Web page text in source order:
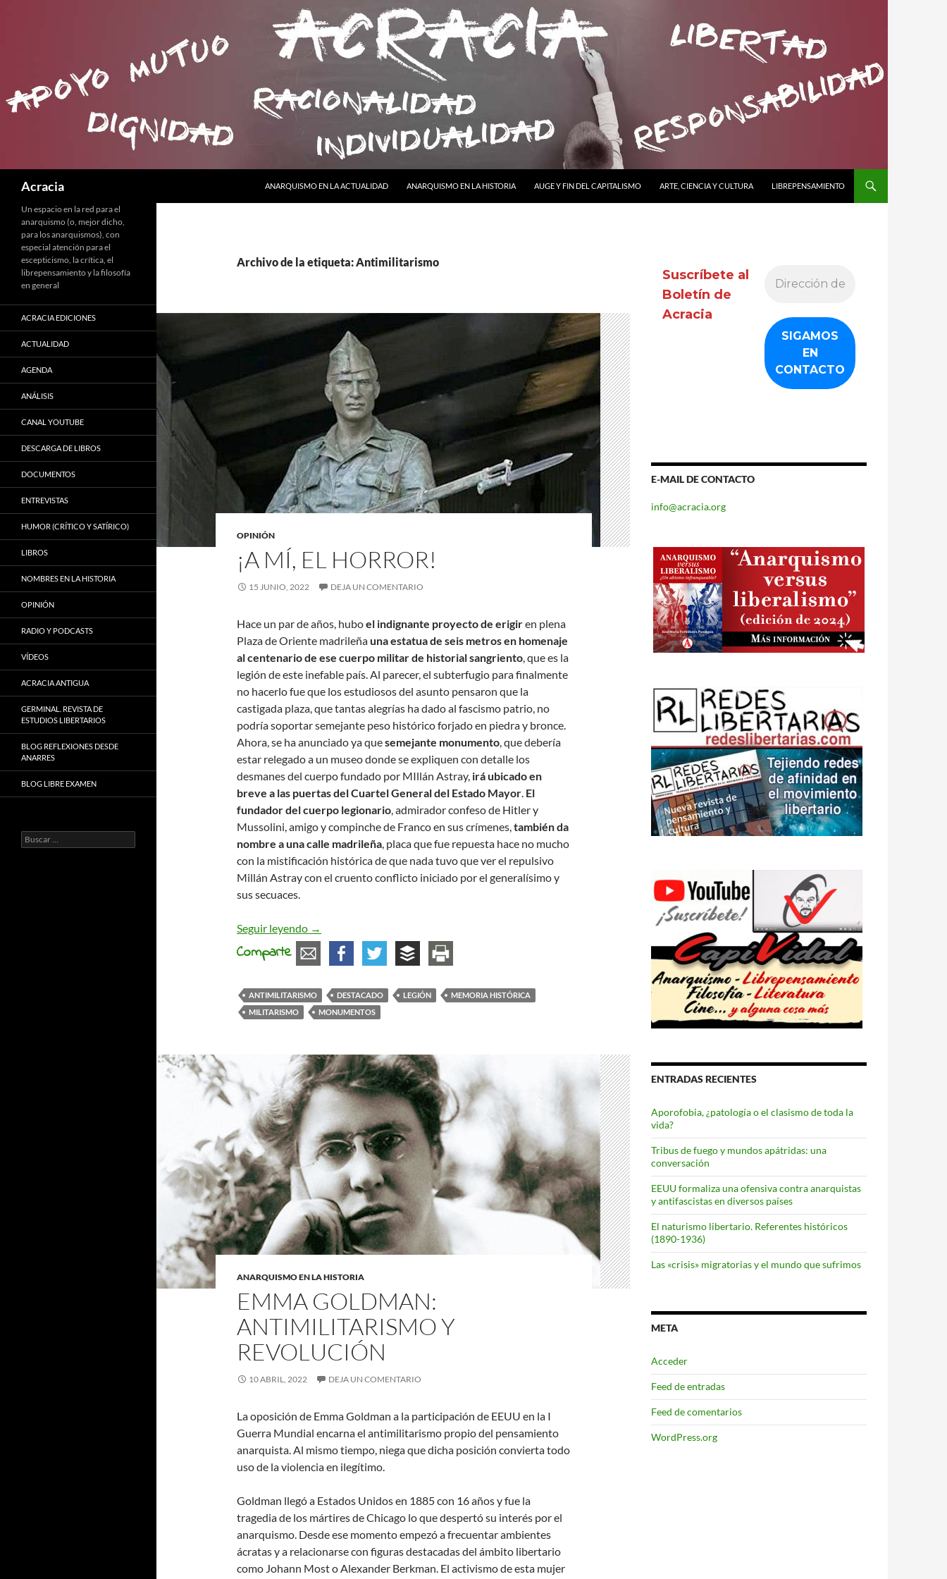
Acracia
ANARQUISMO EN LA ACTUALIDAD
ANARQUISMO EN LA HISTORIA AUGE Y FIN DEL CAPITALISMO ARTE, CIENCIA Y CULTURA LIBREPENSAMIENTO
Archivo de la etiqueta: Antimilitarismo
OPINIÓN
¡A MÍ, EL HORROR!
15 JUNIO, 2022 DEJA UN COMENTARIO
Hace un par de años, huboel indignante proyecto de erigiren plena
Plaza de Oriente madrileñauna estatua de seis metros en homenaje
al centenario de ese cuerpo militar de historial sangriento, que es la
legión de este inefable país. Al parecer, el subterfugio para finalmente
no hacerlo fue que los estudiosos del asunto pensaron que la
castigada plaza, que tantas alegrías ha dado al fascismo patrio, no
podría soportar semejante peso histórico forjado en piedra y bronce.
Ahora, se ha anunciado ya quesemejante monumento, que debería
estar relegado a un museo donde se expliquen con detalle los
desmanes del cuerpo fundado por MIllán Astray, irá ubicado en
breve a las puertas del Cuartel General del Estado Mayor. El
fundador del cuerpo legionario, admirador confeso de Hitler y
Mussolini, amigo y compinche de Franco en sus crímenes,también da
nombre a una calle madrileña, placa que fue repuesta hace no mucho
con la mistificación histórica de que nada tuvo que ver el repulsivo
Millán Astray con el cruento conflicto iniciado por el generalísimo y
sus secuaces.
Seguir leyendo ¡A mí, el horror!
→
Comparte
ANTIMILITARISMO DESTACADO LEGIÓN
MEMORIA HISTÓRICA
MILITARISMO
MONUMENTOS
ANARQUISMO EN LA HISTORIA
EMMA GOLDMAN:
ANTIMILITARISMO Y
REVOLUCIÓN
10 ABRIL, 2022 DEJA UN COMENTARIO
La oposición de Emma Goldman a la participación de EEUU en la I
Guerra Mundial encarna el antimilitarismo propio del pensamiento
anarquista. Al mismo tiempo, niega que dicha posición convierta todo
uso de la violencia en ilegítimo.
Goldman llegó a Estados Unidos en 1885 con 16 años y fue la
tragedia de los mártires de Chicago lo que despertó su interés por el
anarquismo. Desde ese momento empezó a frecuentar ambientes
ácratas y a relacionarse con figuras destacadas del ámbito libertario
como Johann Most o Alexander Berkman. El activismo de esta mujer
Suscríbete al
Boletín de
Acracia
E-MAIL DE CONTACTO
info@acracia.org
ENTRADAS RECIENTES
Aporofobia, ¿patología o el clasismo de toda la
vida?
Tribus de fuego y mundos apátridas: una
conversación
EEUU formaliza una ofensiva contra anarquistas
y antifascistas en diversos países
El naturismo libertario. Referentes históricos
(1890-1936)
Las «crisis» migratorias y el mundo que sufrimos
META
Acceder
Feed de entradas
Feed de comentarios
WordPress.org
Un espacio en la red para el
anarquismo (o, mejor dicho,
para los anarquismos), con
especial atención para el
escepticismo, la crítica, el
librepensamiento y la filosofía
en general
ACRACIA EDICIONES
ACTUALIDAD
AGENDA
ANÁLISIS
CANAL YOUTUBE
DESCARGA DE LIBROS
DOCUMENTOS
ENTREVISTAS
HUMOR (CRÍTICO Y SATÍRICO)
LIBROS
NOMBRES EN LA HISTORIA
OPINIÓN
RADIO Y PODCASTS
VÍDEOS
ACRACIA ANTIGUA
GERMINAL. REVISTA DE
ESTUDIOS LIBERTARIOS
BLOG REFLEXIONES DESDE
ANARRES
BLOG LIBRE EXAMEN
Buscar: